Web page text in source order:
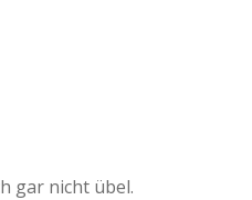
gar nicht übel.